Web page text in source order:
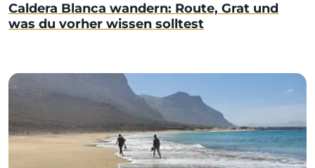
Caldera Blanca wandern: Route, Grat und
was du vorher wissen solltest